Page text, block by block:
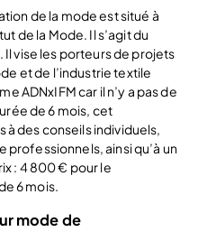
de la mode est situé à
de la Mode. Il s’agit du
vise les porteurs de projets
et de l’industrie textile
ADNxIFM car il n’y a pas de
de 6 mois, cet
des conseils individuels,
ainsi qu’à un
: 4 800 € pour le
6 mois.
mode de